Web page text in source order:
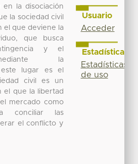
la disociación
la sociedad civil
el que deviene la
que busca
y el
la
este lugar es el
civil es un
el que la libertad
mercado como
conciliar las
el conflicto y
Usuario
Acceder
Estadísticas
Estadísticas
de uso